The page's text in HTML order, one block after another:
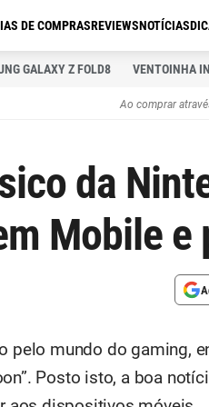
DE COMPRASREVIEWSNOTÍCIAS
GALAXY Z FOLD8 VENTOINHA
Ao comprar
da
Mobile e
pelo mundo do gaming,
Posto isto, a boa